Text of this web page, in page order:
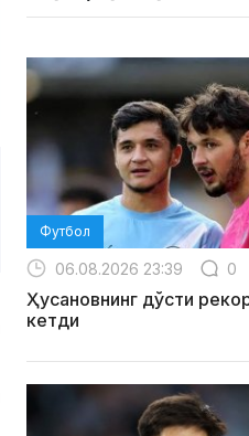
Футбол
06.08.2026 23:39 0
Ҳусановнинг дўсти
кетди